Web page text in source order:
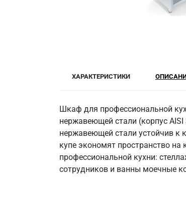
ХАРАКТЕРИСТИКИ
Шкаф для профессиональной
нержавеющей стали (корпус AISI
нержавеющей стали устойчив к
купе экономят пространство
профессиональной кухни:
сотрудников и ванны моечные